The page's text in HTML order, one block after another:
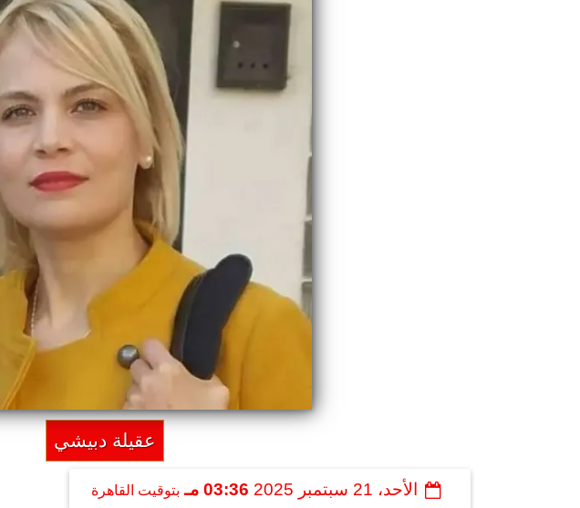
عقيلة دبيشي
الأحد، 21 سبتمبر 2025 03:36 مـ بتوقيت القاهرة